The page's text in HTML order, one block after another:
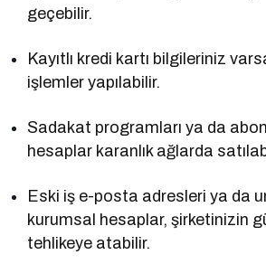
geçebilir.
Kayıtlı kredi kartı bilgileriniz
işlemler yapılabilir.
Sadakat programları ya da
hesaplar karanlık ağlarda
Eski iş e-posta adresleri ya da
kurumsal hesaplar, şirketinizin
tehlikeye atabilir.